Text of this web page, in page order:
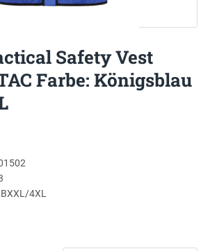
Safety Vest
Farbe: Königsblau
4XL